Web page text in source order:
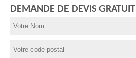
DEMANDE DE DEVIS GRATUIT